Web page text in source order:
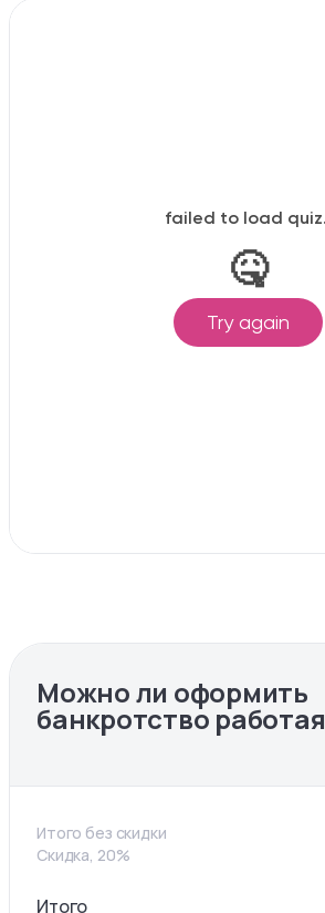
Можно ли оформить
банкротство работая
Итого без скидки
Скидка, 20%
Итого